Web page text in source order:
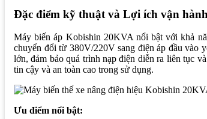
Đặc điểm kỹ thuật và Lợi ích vận hành
Máy biến áp Kobishin 20KVA nổi bật với khả
chuyển đổi từ 380V/220V sang điện áp đầu vào
lớn, đảm bảo quá trình nạp điện diễn ra liên tục
tin cậy và an toàn cao trong sử dụng.
Ưu điểm nổi bật: